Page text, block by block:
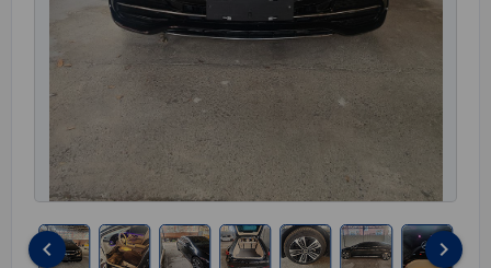
keyboard_arrow_left keyboard_arrow_right